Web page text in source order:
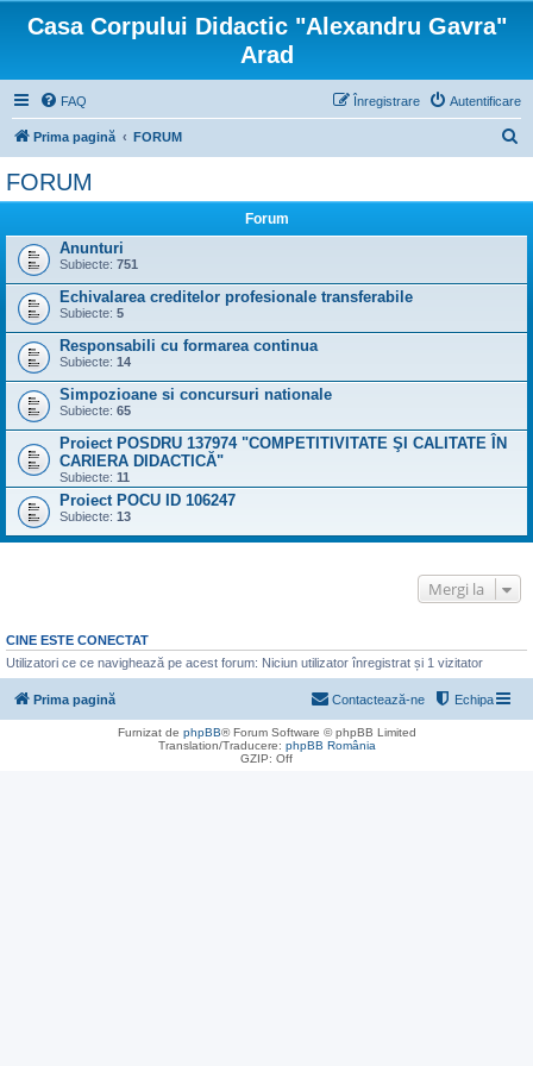
Casa Corpului Didactic "Alexandru Gavra"
Arad
FAQ Autentificare
Înregistrare
Prima pagină FORUM
FORUM
Forum
Anunturi
Subiecte: 751
Echivalarea creditelor profesionale transferabile
Subiecte: 5
Responsabili cu formarea continua
Subiecte: 14
Simpozioane si concursuri nationale
Subiecte: 65
Proiect POSDRU 137974 "COMPETITIVITATE ŞI CALITATE ÎN
CARIERA DIDACTICĂ"
Subiecte: 11
Proiect POCU ID 106247
Subiecte: 13
Mergi la
CINE ESTE CONECTAT
Utilizatori ce ce navighează pe acest forum: Niciun utilizator înregistrat și 1 vizitator
Prima pagină Echipa
Contactează-ne
Furnizat de phpBB® Forum Software © phpBB Limited
Translation/Traducere: phpBB România
GZIP: Off